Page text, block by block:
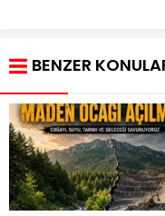
BENZER